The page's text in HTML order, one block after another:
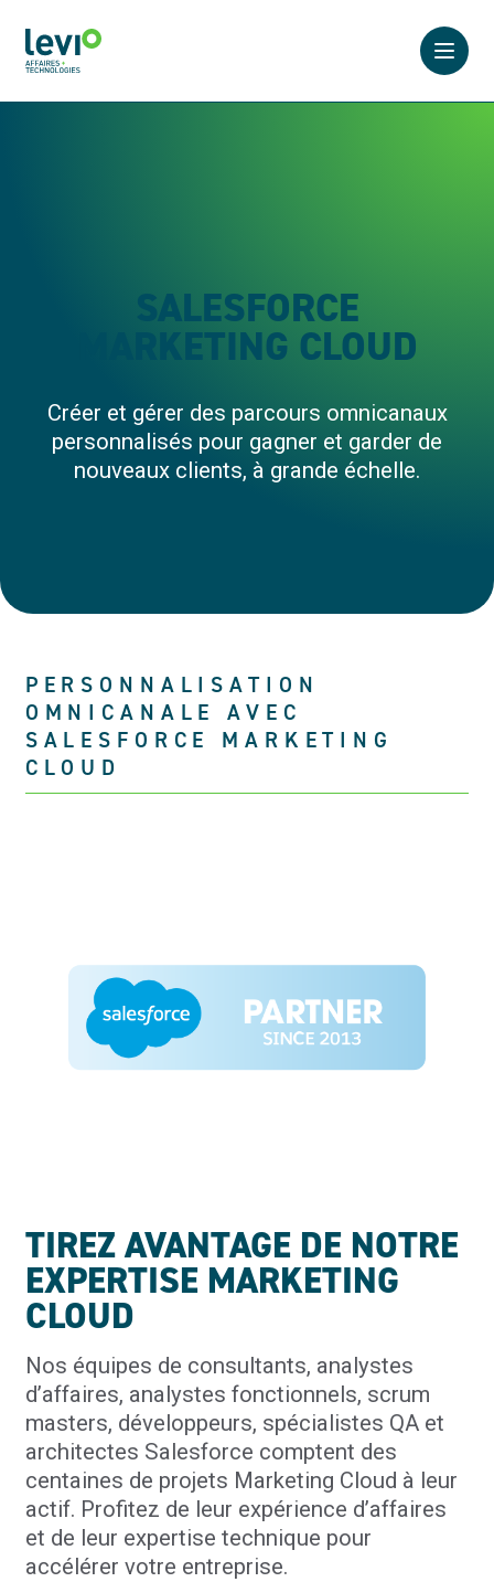
Ouvrir
SALESFORCE
MARKETING CLOUD
Créer et gérer des parcours omnicanaux
personnalisés pour gagner et garder de
nouveaux clients, à grande échelle.
PERSONNALISATION
OMNICANALE AVEC
SALESFORCE MARKETING
CLOUD
TIREZ AVANTAGE DE NOTRE
EXPERTISE MARKETING
CLOUD
Nos équipes de consultants, analystes
d’affaires, analystes fonctionnels, scrum
masters, développeurs, spécialistes QA et
architectes Salesforce comptent des
centaines de projets Marketing Cloud à leur
actif. Profitez de leur expérience d’affaires
et de leur expertise technique pour
accélérer votre entreprise.